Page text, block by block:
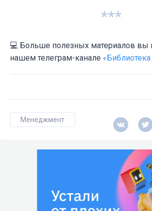
***
💻 Больше полезных материалов вы
нашем телеграм-канале
Менеджмент